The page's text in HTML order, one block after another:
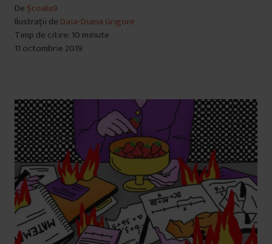
De Școala9
Ilustrații de Daia-Diana Grigore
Timp de citire: 10 minute
11 octombrie 2019